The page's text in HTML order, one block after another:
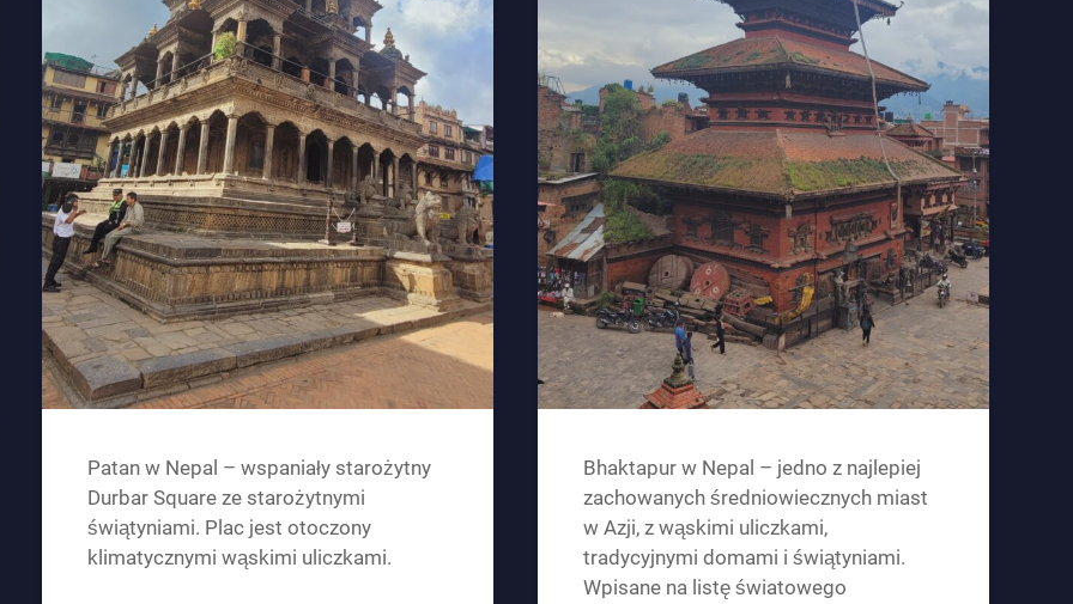
Patan w Nepal – wspaniały starożytny
Durbar Square ze starożytnymi
świątyniami. Plac jest otoczony
klimatycznymi wąskimi uliczkami.
Bhaktapur w Nepal – jedno z najlepiej
zachowanych średniowiecznych miast
w Azji, z wąskimi uliczkami,
tradycyjnymi domami i świątyniami.
Wpisane na listę światowego